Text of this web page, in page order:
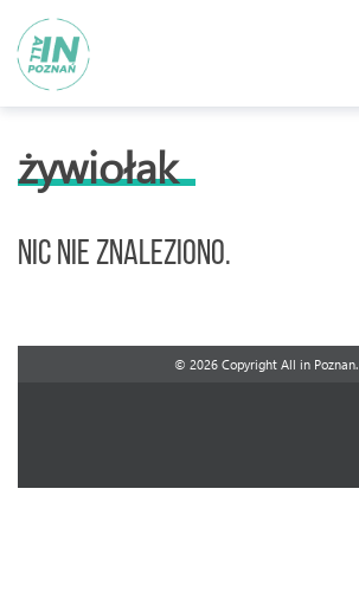
żywiołak
Nic nie znaleziono.
© 2026 Copyright All in Poznan.